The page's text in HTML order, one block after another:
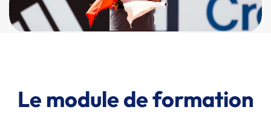
Le module de formation